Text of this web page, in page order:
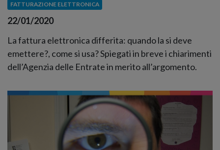
FATTURAZIONE ELETTRONICA
22/01/2020
La fattura elettronica differita: quando la si deve
emettere?, come si usa? Spiegati in breve i chiarimenti
dell’Agenzia delle Entrate in merito all’argomento.